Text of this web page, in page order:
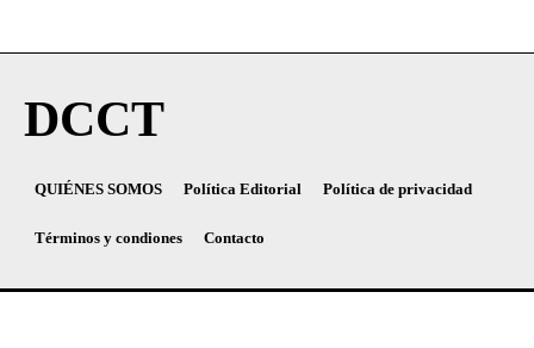
DCCT
QUIÉNES SOMOS Política Editorial Política de privacidad
Términos y condiones Contacto